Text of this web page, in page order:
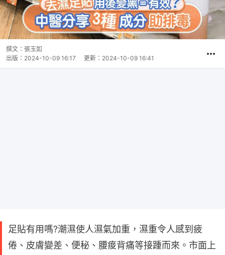
撰文： 張玉如
出版： 2024-10-09 16:17 更新： 2024-10-09 16:41
足貼有用嗎?潮濕使人濕氣加重，濕重令人感到疲
倦、皮膚變差、便秘、腰痠背痛等接踵而來。市面上